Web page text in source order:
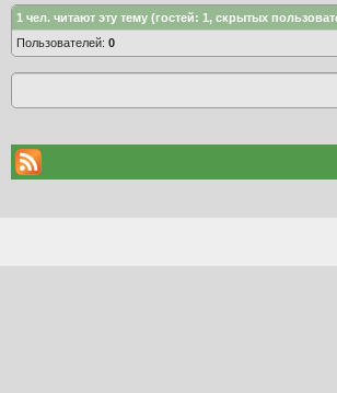
1 чел. читают эту тему (гостей: 1, скрытых
Пользователей: 0